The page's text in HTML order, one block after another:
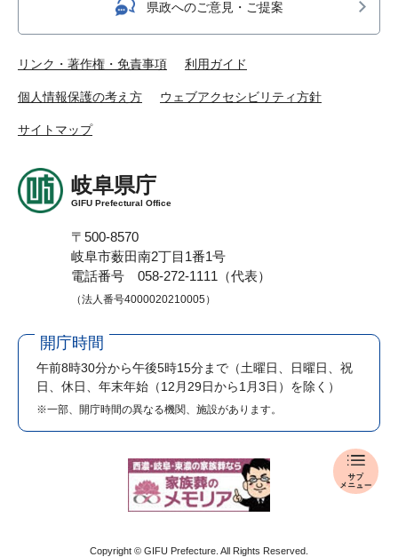
入
札
県政へのご意見・ご提案
リンク・著作権・免責事項 利用ガイド
個人情報保護の考え方 ウェブアクセシビリティ方針
サイトマップ
岐阜県庁
GIFU Prefectural Office
〒500-8570
岐阜市薮田南2丁目1番1号
電話番号 058-272-1111（代表）
（法人番号4000020210005）
開庁時間
午前8時30分から午後5時15分まで （土曜日、日曜日、祝
日、休日、年末年始（12月29日から1月3日）を除く）
※一部、開庁時間の異なる機関、施設があります。
Copyright © GIFU Prefecture. All Rights Reserved.